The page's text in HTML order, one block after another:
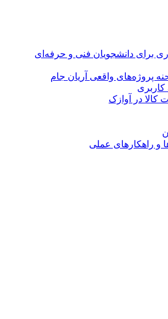
برای دانشجویان فنی و حرفه‌ای
پروژه‌های واقعی آریان جام
کالا در آوازک
و راهکارهای عملی